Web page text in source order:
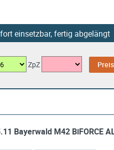
einsetzbar, fertig abgelängt
ZpZ
Bayerwald M42 BiFORCE